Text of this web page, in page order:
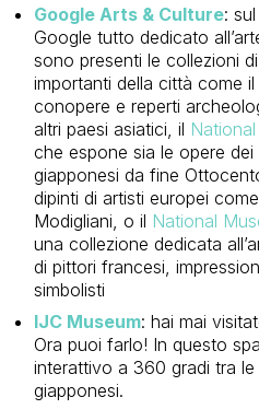
Google Arts & Culture:
Google tutto dedicato
sono presenti le collezioni
importanti della città come il
conopere e reperti
altri paesi asiatici, il
che espone sia le opere
giapponesi da fine
dipinti di artisti europei
Modigliani, o il National
una collezione dedicata
di pittori francesi,
simbolisti
IJC Museum: hai mai
Ora puoi farlo! In questo
interattivo a 360 gradi tra
giapponesi.